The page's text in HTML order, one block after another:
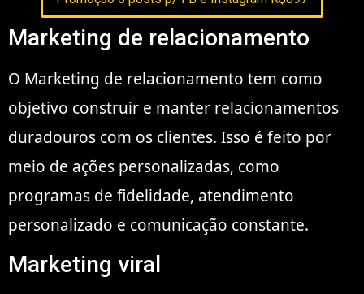
Marketing de relacionamento
O Marketing de relacionamento tem como
objetivo construir e manter relacionamentos
duradouros com os clientes. Isso é feito por
meio de ações personalizadas, como
programas de fidelidade, atendimento
personalizado e comunicação constante.
Marketing viral